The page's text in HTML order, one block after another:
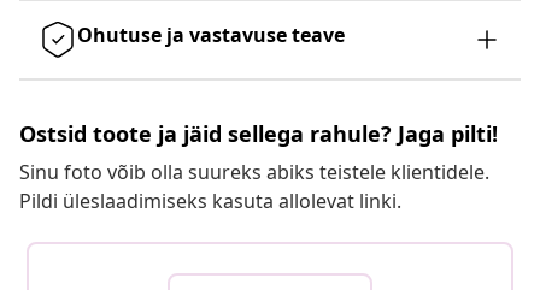
Ohutuse ja vastavuse teave
Ostsid toote ja jäid sellega rahule? Jaga pilti!
Sinu foto võib olla suureks abiks teistele klientidele.
Pildi üleslaadimiseks kasuta allolevat linki.